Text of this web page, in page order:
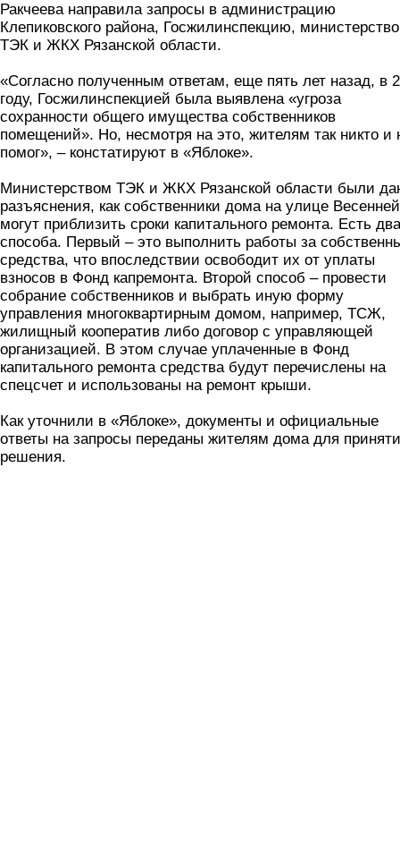
Ракчеева направила запросы в администрацию
Клепиковского района, Госжилинспекцию, министерство
ТЭК и ЖКХ Рязанской области.
«Согласно полученным ответам, еще пять лет назад, в
году, Госжилинспекцией была выявлена «угроза
сохранности общего имущества собственников
помещений». Но, несмотря на это, жителям так никто и
помог», – констатируют в «Яблоке».
Министерством ТЭК и ЖКХ Рязанской области были
разъяснения, как собственники дома на улице Весенней
могут приблизить сроки капитального ремонта. Есть два
способа. Первый – это выполнить работы за
средства, что впоследствии освободит их от уплаты
взносов в Фонд капремонта. Второй способ – провести
собрание собственников и выбрать иную форму
управления многоквартирным домом, например, ТСЖ,
жилищный кооператив либо договор с управляющей
организацией. В этом случае уплаченные в Фонд
капитального ремонта средства будут перечислены на
спецсчет и использованы на ремонт крыши.
Как уточнили в «Яблоке», документы и официальные
ответы на запросы переданы жителям дома для
решения.